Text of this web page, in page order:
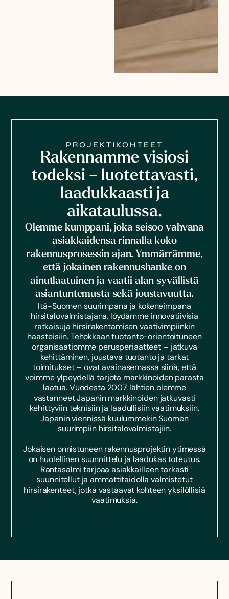
PROJEKTIKOHTEET
Rakennamme visiosi
todeksi – luotettavasti,
laadukkaasti ja
aikataulussa.
Olemme kumppani, joka seisoo vahvana
asiakkaidensa rinnalla koko
rakennusprosessin ajan. Ymmärrämme,
että jokainen rakennushanke on
ainutlaatuinen ja vaatii alan syvällistä
asiantuntemusta sekä joustavuutta.
Itä-Suomen suurimpana ja kokeneimpana
hirsitalovalmistajana, löydämme innovatiivisia
ratkaisuja hirsirakentamisen vaativimpiinkin
haasteisiin. Tehokkaan tuotanto-orientoituneen
organisaatiomme perusperiaatteet – jatkuva
kehittäminen, joustava tuotanto ja tarkat
toimitukset – ovat avainasemassa siinä, että
voimme ylpeydellä tarjota markkinoiden parasta
laatua. Vuodesta 2007 lähtien olemme
vastanneet Japanin markkinoiden jatkuvasti
kehittyviin teknisiin ja laadullisiin vaatimuksiin.
Japanin viennissä kuulummekin Suomen
suurimpiin hirsitalovalmistajiin.
Jokaisen onnistuneen rakennusprojektin ytimessä
on huolellinen suunnittelu ja laadukas toteutus.
Rantasalmi tarjoaa asiakkailleen tarkasti
suunnitellut ja ammattitaidolla valmistetut
hirsirakenteet, jotka vastaavat kohteen yksilöllisiä
vaatimuksia.